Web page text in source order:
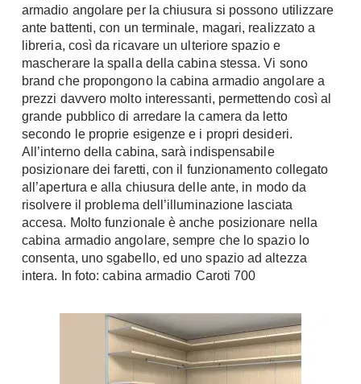
Lettini
Materassi
Lattice
Memory Foam
Reti Letto
Cuscini
Consigli materassi
Bagno
Arredo Bagno
Sanitari
Cabine Doccia
Accessori Bagno
Rubinetteria
Vasche da Bagno
Scale
A Chiocciola
Scale Interni
Ringhiere
Rivestimenti
Ceramica
Cotto
Resina
Parquet
Gres
Laminato
Carta da parati
Pavimenti esterni
Fai da Te
armadio angolare per la chiusura si possono utilizzare
ante battenti, con un terminale, magari, realizzato a
libreria, così da ricavare un ulteriore spazio e
mascherare la spalla della cabina stessa. Vi sono
brand che propongono la cabina armadio angolare a
prezzi davvero molto interessanti, permettendo così al
grande pubblico di arredare la camera da letto
secondo le proprie esigenze e i propri desideri.
All’interno della cabina, sarà indispensabile
posizionare dei faretti, con il funzionamento collegato
all’apertura e alla chiusura delle ante, in modo da
risolvere il problema dell’illuminazione lasciata
accesa. Molto funzionale è anche posizionare nella
cabina armadio angolare, sempre che lo spazio lo
consenta, uno sgabello, ed uno spazio ad altezza
intera. In foto: cabina armadio Caroti 700